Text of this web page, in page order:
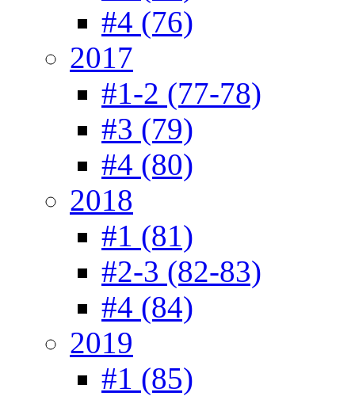
#4 (76)
2017
#1-2 (77-78)
#3 (79)
#4 (80)
2018
#1 (81)
#2-3 (82-83)
#4 (84)
2019
#1 (85)